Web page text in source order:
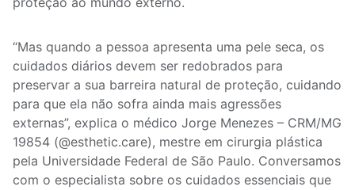
“Mas quando a pessoa apresenta uma pele seca, os
cuidados diários devem ser redobrados para
preservar a sua barreira natural de proteção, cuidando
para que ela não sofra ainda mais agressões
externas”, explica o médico Jorge Menezes – CRM/MG
19854 (@esthetic.care), mestre em cirurgia plástica
pela Universidade Federal de São Paulo. Conversamos
com o especialista sobre os cuidados essenciais que